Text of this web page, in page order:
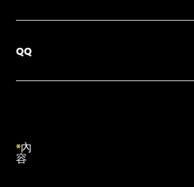
QQ
*內
容